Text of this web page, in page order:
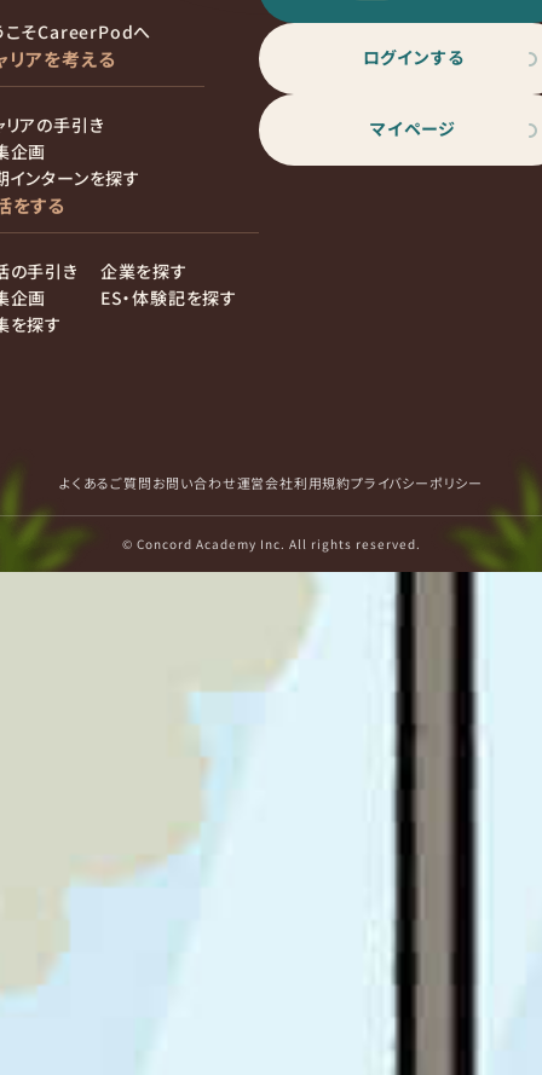
こそCareerPodへ
リアを考える
リアの手引き
企画
インターンを探す
をする
の手引き
企画
を探す
企業を探す
ES・体験記を探す
ログインする
マイページ
よくあるご質問お問い合わせ運営会社利用規約プライバシーポリシー
© Concord Academy Inc. All rights reserved.